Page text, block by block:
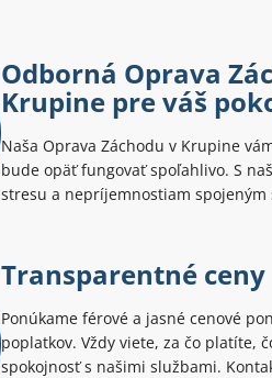
Odborná Oprava
Krupine pre váš
Naša Oprava Záchodu v Krupine
bude opäť fungovať spoľahlivo. S
stresu a nepríjemnostiam
Transparentné ceny
Ponúkame férové a jasné cenové
poplatkov. Vždy viete, za čo platíte,
spokojnosť s našimi službami.